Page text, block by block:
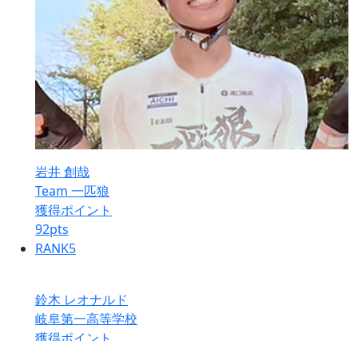
岩井 創哉
Team 一匹狼
獲得ポイント
92pts
RANK5
鈴木 レオナルド
岐阜第一高等学校